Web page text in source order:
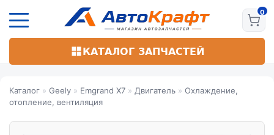
основному
КАТАЛОГ ЗАПЧАСТЕЙ
Каталог » Geely » Emgrand X7 » Двигатель » Охлаждение,
отопление, вентиляция